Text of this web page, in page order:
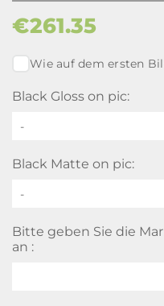
€261.35
Wie auf dem ersten
Black Gloss on pic:
-
Black Matte on pic:
-
Bitte geben Sie die
an :